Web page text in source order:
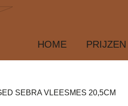
HOME PRIJZEN
SEBRA VLEESMES 20,5CM